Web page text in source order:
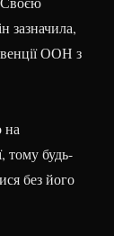
зазначила,
ООН з
на
тому будь-
без його